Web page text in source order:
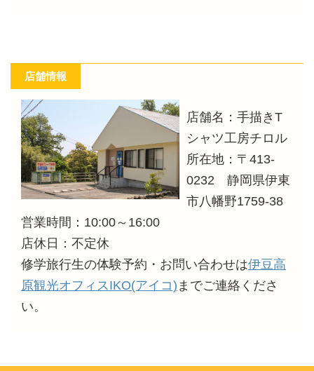
店舗情報
店舗名：手描きT
シャツ工房チロル
所在地：〒413‐
0232 静岡県伊東
市八幡野1759‐38
営業時間：10:00～16:00
店休日：不定休
修学旅行生の体験予約・お問い合わせは伊豆高
原観光オフィスIKO(アイコ) までご連絡くださ
い。